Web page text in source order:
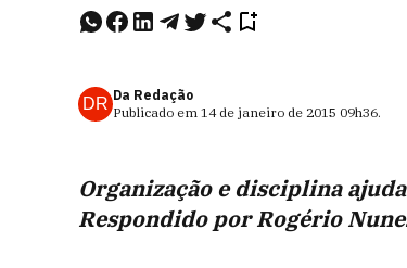
DR Da Redação
Publicado em 14 de janeiro de 2015 09h36.
Organização e disciplina
Respondido por Rogério